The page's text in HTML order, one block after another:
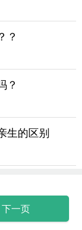
？
？
生的区别
下一页